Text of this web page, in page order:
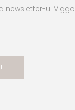
newsletter-ul Viggo